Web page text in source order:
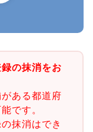
の抹消をお
ある都道府
です。
抹消はでき